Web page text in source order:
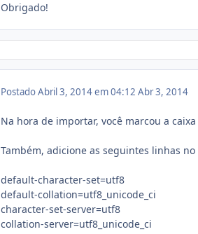
Obrigado!
PostadoAbril 3, 2014 em 04:12 Abr 3, 2014
Na hora de importar, você marcou a caixa
Também, adicione as seguintes linhas
default-character-set=utf8
default-collation=utf8_unicode_ci
character-set-server=utf8
collation-server=utf8_unicode_ci